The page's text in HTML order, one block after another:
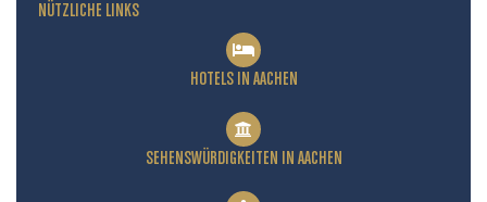
NÜTZLICHE LINKS
HOTELS IN AACHEN
SEHENSWÜRDIGKEITEN IN AACHEN